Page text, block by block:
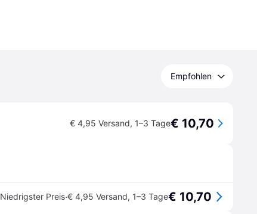
Empfohlen
€ 4,95 Versand, 1–3 Tage€ 10,70
Niedrigster Preis·€ 4,95 Versand, 1–3 Tage€ 10,70